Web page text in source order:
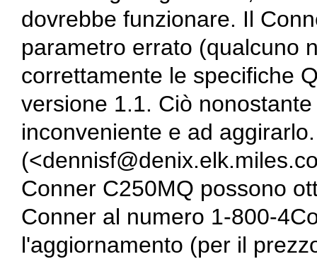
dovrebbe funzionare. Il
parametro errato (qualcuno
correttamente le specifiche
versione 1.1. Ciò
inconveniente e ad
(
Conner C250MQ possono
Conner al numero 1-800-
l'aggiornamento (per il